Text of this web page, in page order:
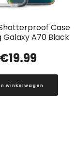
Case
Galaxy A70 Black
€19.99
winkelwagen